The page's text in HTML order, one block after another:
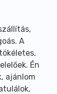
A
Én
ajánlom